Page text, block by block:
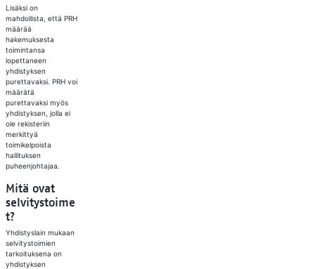
Lisäksi on
mahdollista, että PRH
määrää
hakemuksesta
toimintansa
lopettaneen
yhdistyksen
purettavaksi. PRH voi
määrätä
purettavaksi myös
yhdistyksen, jolla ei
ole rekisteriin
merkittyä
toimikelpoista
hallituksen
puheenjohtajaa.
Mitä ovat
selvitystoime
t?
Yhdistyslain mukaan
selvitystoimien
tarkoituksena on
yhdistyksen